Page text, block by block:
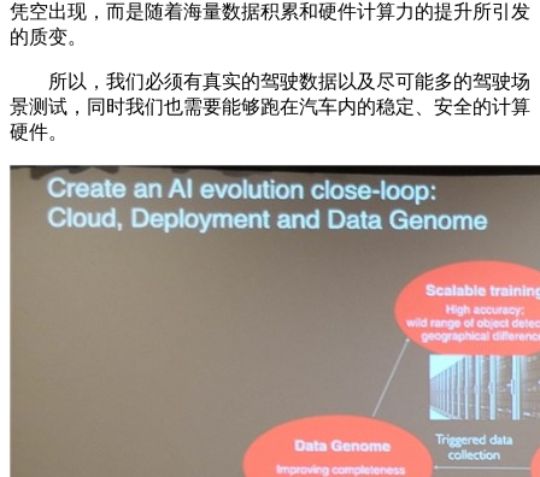
凭空出现，而是随着海量数据积累和硬件计算力的提升所引发
的质变。
所以，我们必须有真实的驾驶数据以及尽可能多的驾驶场
景测试，同时我们也需要能够跑在汽车内的稳定、安全的计算
硬件。